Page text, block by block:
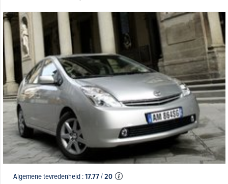
Algemene tevredenheid :17.77/20